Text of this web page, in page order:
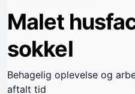
Malet
sokkel
Behagelig oplevelse og
aftalt tid